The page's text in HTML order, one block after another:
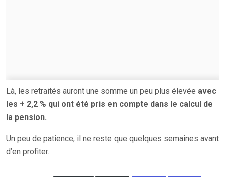
Là, les retraités auront une somme un peu plus élevée avec
les + 2,2 % qui ont été pris en compte dans le calcul de
la pension.
Un peu de patience, il ne reste que quelques semaines avant
d’en profiter.